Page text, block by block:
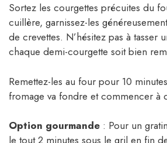
Sortez les courgettes précuites du
cuillère, garnissez-les
de crevettes. N’hésitez pas à tasser
chaque demi-courgette soit bien
Remettez-les au four pour 10
fromage va fondre et commencer à
Option gourmande : Pour un